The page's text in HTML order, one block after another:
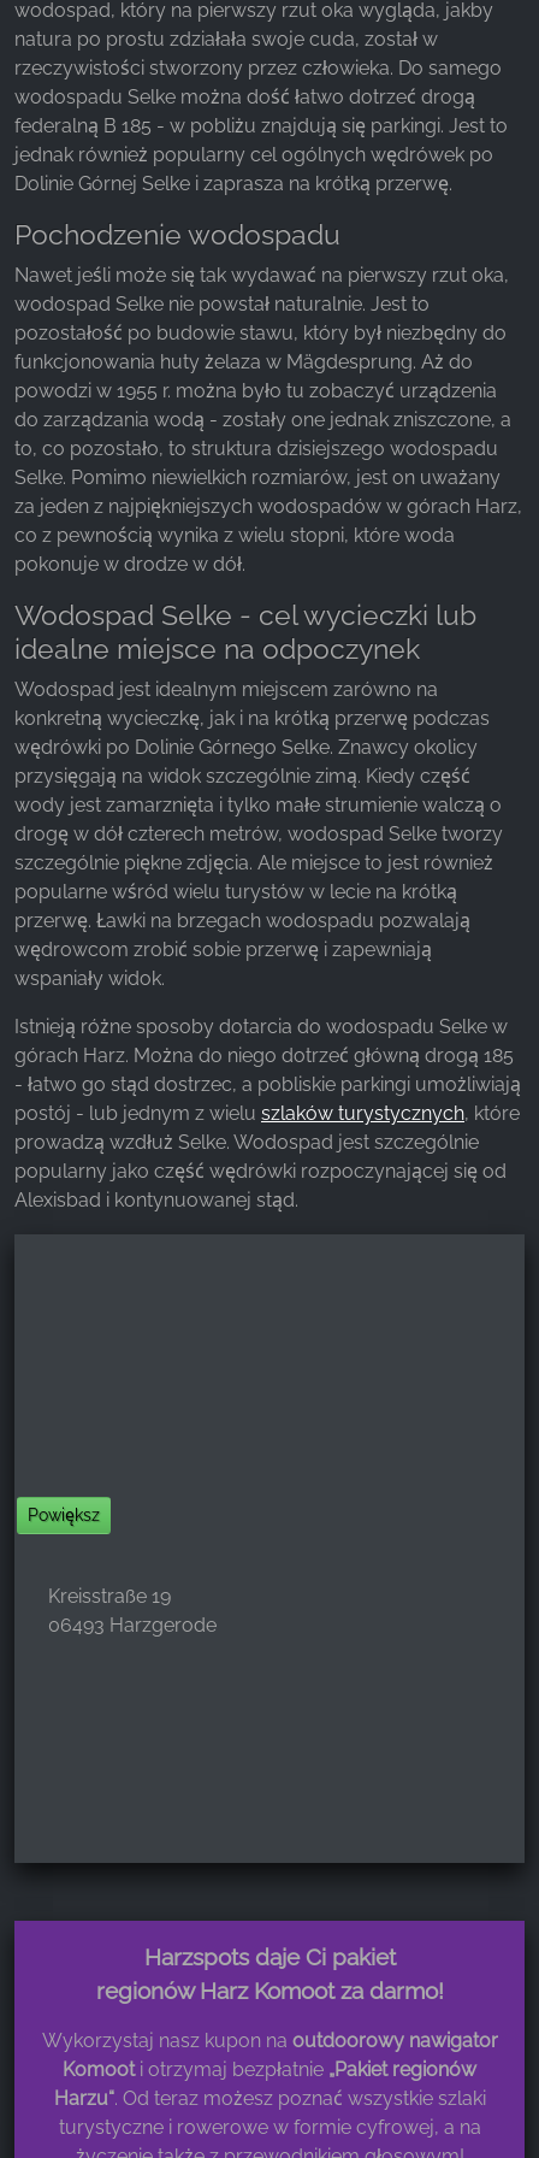
wodospad, który na pierwszy rzut oka wygląda, jakby
natura po prostu zdziałała swoje cuda, został w
rzeczywistości stworzony przez człowieka. Do samego
wodospadu Selke można dość łatwo dotrzeć drogą
federalną B 185 - w pobliżu znajdują się parkingi. Jest to
jednak również popularny cel ogólnych wędrówek po
Dolinie Górnej Selke i zaprasza na krótką przerwę.
Pochodzenie wodospadu
Nawet jeśli może się tak wydawać na pierwszy rzut oka,
wodospad Selke nie powstał naturalnie. Jest to
pozostałość po budowie stawu, który był niezbędny do
funkcjonowania huty żelaza w Mägdesprung. Aż do
powodzi w 1955 r. można było tu zobaczyć urządzenia
do zarządzania wodą - zostały one jednak zniszczone, a
to, co pozostało, to struktura dzisiejszego wodospadu
Selke. Pomimo niewielkich rozmiarów, jest on uważany
za jeden z najpiękniejszych wodospadów w górach Harz,
co z pewnością wynika z wielu stopni, które woda
pokonuje w drodze w dół.
Wodospad Selke - cel wycieczki lub
idealne miejsce na odpoczynek
Wodospad jest idealnym miejscem zarówno na
konkretną wycieczkę, jak i na krótką przerwę podczas
wędrówki po Dolinie Górnego Selke. Znawcy okolicy
przysięgają na widok szczególnie zimą. Kiedy część
wody jest zamarznięta i tylko małe strumienie walczą o
drogę w dół czterech metrów, wodospad Selke tworzy
szczególnie piękne zdjęcia. Ale miejsce to jest również
popularne wśród wielu turystów w lecie na krótką
przerwę. Ławki na brzegach wodospadu pozwalają
wędrowcom zrobić sobie przerwę i zapewniają
wspaniały widok.
Istnieją różne sposoby dotarcia do wodospadu Selke w
górach Harz. Można do niego dotrzeć główną drogą 185
- łatwo go stąd dostrzec, a pobliskie parkingi umożliwiają
postój - lub jednym z wielu szlaków turystycznych, które
prowadzą wzdłuż Selke. Wodospad jest szczególnie
popularny jako część wędrówki rozpoczynającej się od
Alexisbad i kontynuowanej stąd.
Powiększ
Kreisstraße 19
06493 Harzgerode
Harzspots daje Ci pakiet
regionów Harz Komoot za darmo!
Wykorzystaj nasz kupon na outdoorowy nawigator
Komooti otrzymaj bezpłatnie „Pakiet regionów
Harzu“. Od teraz możesz poznać wszystkie szlaki
turystyczne i rowerowe w formie cyfrowej, a na
Facebook Pixel
Name:
_fbp, fr, _fbq, fbq
Provider:
Facebook Ireland Ltd.
Purpose:
Pomiar reklam i marketing
Cookie duration:
3 miesiące - 1 rok
STATYSTYKI
Statystyczne pliki cookie zbierają informacje
anonimowo. Informacje te pomagają nam
zrozumieć, w jaki sposób odwiedzający korzystają
z naszej witryny.
Google Analytics
Name:
_ga, _gid, _gac_gb_
Provider:
Google LLC
Purpose:
Zbieranie statystyk dotyczących korzystania z
witryny
Cookie duration:
24 godziny - 2 lata